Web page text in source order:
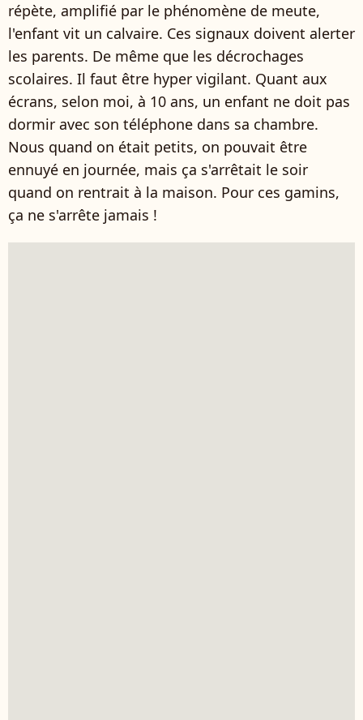
répète, amplifié par le phénomène de meute,
l'enfant vit un calvaire. Ces signaux doivent alerter
les parents. De même que les décrochages
scolaires. Il faut être hyper vigilant. Quant aux
écrans, selon moi, à 10 ans, un enfant ne doit pas
dormir avec son téléphone dans sa chambre.
Nous quand on était petits, on pouvait être
ennuyé en journée, mais ça s'arrêtait le soir
quand on rentrait à la maison. Pour ces gamins,
ça ne s'arrête jamais !